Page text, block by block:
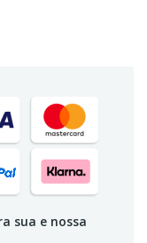
sua e nossa